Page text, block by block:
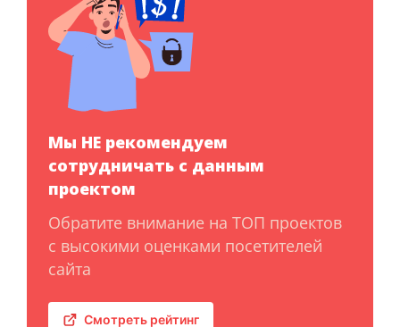
Мы НЕ рекомендуем
сотрудничать с данным
проектом
Обратите внимание на ТОП проектов
с высокими оценками посетителей
сайта
Смотреть рейтинг